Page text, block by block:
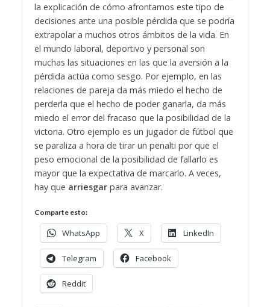
la explicación de cómo afrontamos este tipo de
decisiones ante una posible pérdida que se podría
extrapolar a muchos otros ámbitos de la vida. En
el mundo laboral, deportivo y personal son
muchas las situaciones en las que la aversión a la
pérdida actúa como sesgo. Por ejemplo, en las
relaciones de pareja da más miedo el hecho de
perderla que el hecho de poder ganarla, da más
miedo el error del fracaso que la posibilidad de la
victoria. Otro ejemplo es un jugador de fútbol que
se paraliza a hora de tirar un penalti por que el
peso emocional de la posibilidad de fallarlo es
mayor que la expectativa de marcarlo. A veces,
hay que arriesgarpara avanzar.
Comparte esto:
WhatsApp X LinkedIn
Telegram Facebook
Reddit